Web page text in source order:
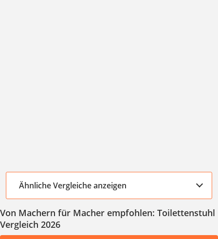
Ähnliche Vergleiche anzeigen
Von Machern für Macher empfohlen: Toilettenstuhl
Vergleich 2026